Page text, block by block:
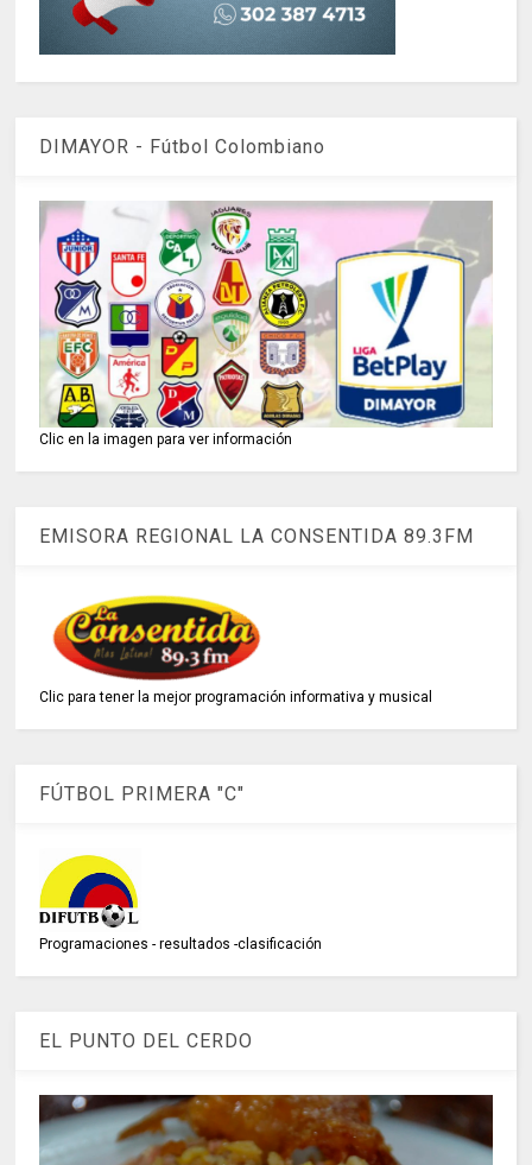
DIMAYOR - Fútbol Colombiano
Clic en la imagen para ver información
EMISORA REGIONAL LA CONSENTIDA 89.3FM
Clic para tener la mejor programación informativa y musical
FÚTBOL PRIMERA "C"
Programaciones - resultados -clasificación
EL PUNTO DEL CERDO